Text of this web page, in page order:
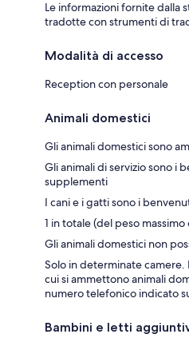
Le informazioni fornite dalla
tradotte con strumenti di
Modalità di accesso
Reception con personale
Animali domestici
Gli animali domestici sono
Gli animali di servizio sono i
supplementi
I cani e i gatti sono i
1 in totale (del peso
Gli animali domestici non
Solo in determinate
cui si ammettono animali
numero telefonico indicato
Bambini e letti